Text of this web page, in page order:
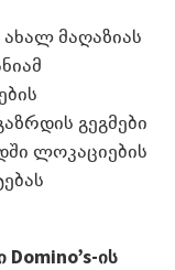
მაღაზიას
გეგმები
ლოკაციების
ის